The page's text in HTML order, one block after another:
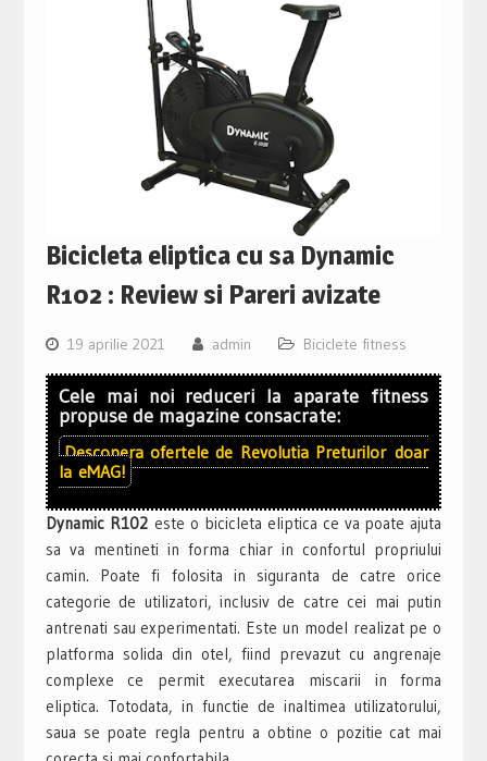
Bicicleta eliptica cu sa Dynamic
R102 : Review si Pareri avizate
19 aprilie 2021 admin Biciclete fitness
Cele mai noi reduceri la aparate fitness
propuse de magazine consacrate:
Descopera ofertele de Revolutia Preturilor doar
la eMAG!
Dynamic R102 este o bicicleta eliptica ce va poate ajuta
sa va mentineti in forma chiar in confortul propriului
camin. Poate fi folosita in siguranta de catre orice
categorie de utilizatori, inclusiv de catre cei mai putin
antrenati sau experimentati. Este un model realizat pe o
platforma solida din otel, fiind prevazut cu angrenaje
complexe ce permit executarea miscarii in forma
eliptica. Totodata, in functie de inaltimea utilizatorului,
saua se poate regla pentru a obtine o pozitie cat mai